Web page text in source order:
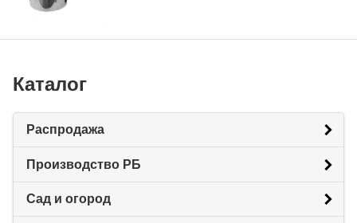
Каталог
Распродажа
Производство РБ
Сад и огород